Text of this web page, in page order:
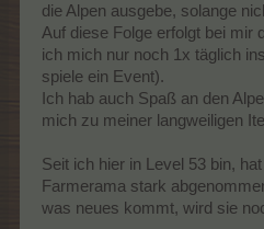
die Alpen ausgebe, solange
Auf diese Folge erfolgt bei mir
ich mich nur noch 1x täglich
spiele ein Event).
Ich hab auch Spaß an den
mich zu meiner langweiligen
Seit ich hier in Level 53 bin,
Farmerama stark
was neues kommt, wird sie